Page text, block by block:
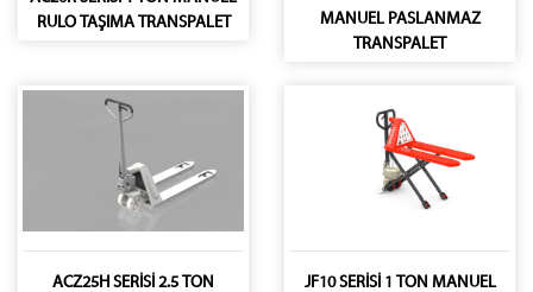
RULO TAŞIMA TRANSPALET
MANUEL PASLANMAZ
TRANSPALET
ACZ25H SERİSİ 2.5 TON
JF10 SERİSİ 1 TON MANUEL